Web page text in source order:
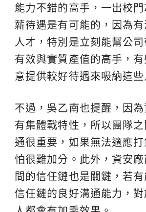
能力不錯的高手，一出校
薪待遇是有可能的，因為
人才，特別是立刻能幫公司
有效與實質產值的高手，
意提供較好待遇來吸納這些
不過，吳乙南也提醒，因
有集體戰特性，所以團隊
通很重要，如果無法適應
怕很難加分。此外，資安
間的信任鏈也是關鍵，若
信任鏈的良好溝通能力，